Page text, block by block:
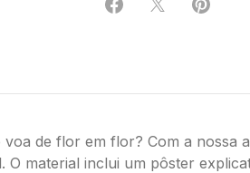
Compartilhar em
Compartilhar
de flor em flor? Com a nossa
material inclui um pôster